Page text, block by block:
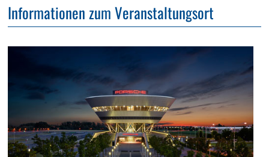
Informationen zum Veranstaltungsort